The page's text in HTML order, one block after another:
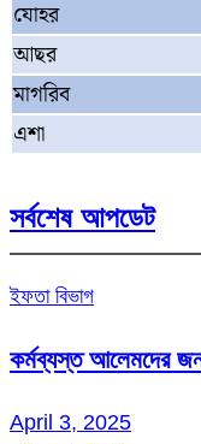
যোহর
আছর
মাগরিব
এশা
সর্বশেষ আপডেট
ইফতা বিভাগ
কর্মব্যস্ত আলেমদের
April 3, 2025